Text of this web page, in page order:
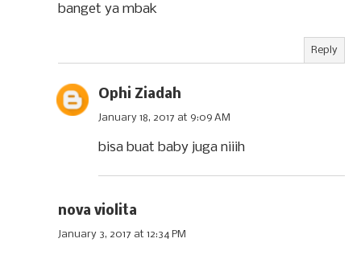
banget ya mbak
Reply
Ophi Ziadah
January 18, 2017 at 9:09 AM
bisa buat baby juga niiih
nova violita
January 3, 2017 at 12:34 PM